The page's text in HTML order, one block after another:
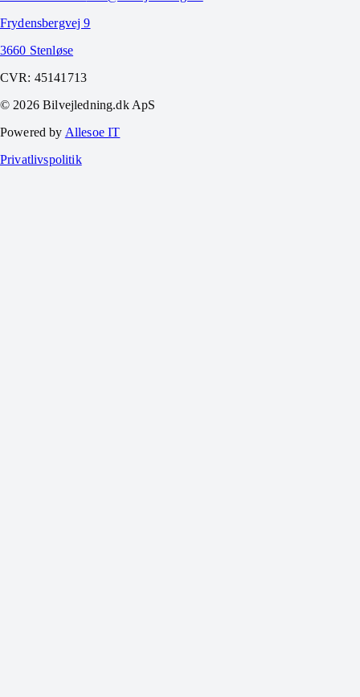
Frydensbergvej 9
3660 Stenløse
CVR: 45141713
© 2026 Bilvejledning.dk ApS
Powered by Allesoe IT
Privatlivspolitik